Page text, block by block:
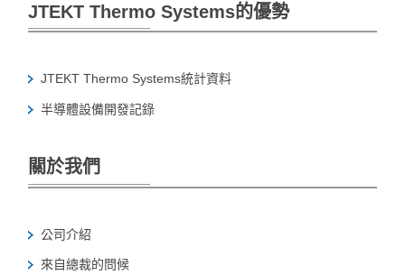
JTEKT Thermo Systems的優勢
JTEKT Thermo Systems統計資料
半導體設備開發記錄
關於我們
公司介紹
來自總裁的問候